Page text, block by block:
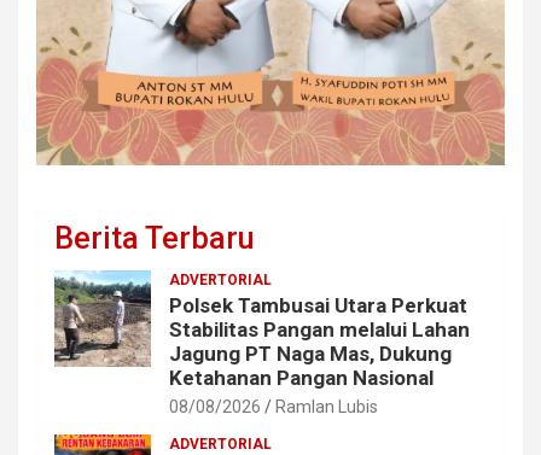
Berita Terbaru
ADVERTORIAL
Polsek Tambusai Utara Perkuat
Stabilitas Pangan melalui Lahan
Jagung PT Naga Mas, Dukung
Ketahanan Pangan Nasional
08/08/2026 Ramlan Lubis
ADVERTORIAL